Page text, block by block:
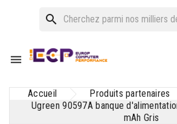
search

Accueil
Produits partenaires
Ugreen 90597A banque
mAh Gris